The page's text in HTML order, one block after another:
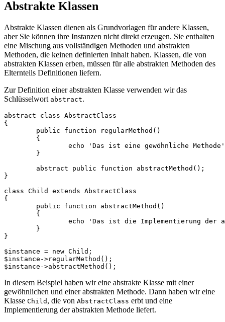
Abstrakte Klassen
Abstrakte Klassen dienen als Grundvorlagen für andere Klassen,
aber Sie können ihre Instanzen nicht direkt erzeugen. Sie enthalten
eine Mischung aus vollständigen Methoden und abstrakten
Methoden, die keinen definierten Inhalt haben. Klassen, die von
abstrakten Klassen erben, müssen für alle abstrakten Methoden des
Elternteils Definitionen liefern.
Zur Definition einer abstrakten Klasse verwenden wir das
Schlüsselwort abstract.
abstract class AbstractClass
{
}
class Child extends AbstractClass
{
}
$instance = new Child;
$instance->regularMethod();
In diesem Beispiel haben wir eine abstrakte Klasse mit einer
gewöhnlichen und einer abstrakten Methode. Dann haben wir eine
Klasse Child , die von AbstractClass erbt und eine
Implementierung der abstrakten Methode liefert.